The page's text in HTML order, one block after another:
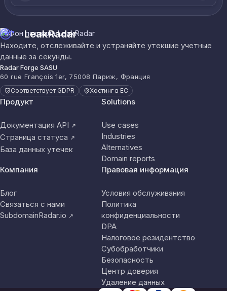
LeakRadar
Находите, отслеживайте и устраняйте утекшие учетные
данные за секунды.
Radar Forge SASU
60 rue François 1er, 75008 Париж, Франция
Соответствует GDPR Хостинг в ЕС
Продукт
Документация API ↗
Страница статуса ↗
База данных утечек
Solutions
Use cases
Industries
Alternatives
Domain reports
Компания
Блог
Связаться с нами
SubdomainRadar.io ↗
Правовая информация
Условия обслуживания
Политика
конфиденциальности
DPA
Налоговое резидентство
Субобработчики
Безопасность
Центр доверия
Удаление данных